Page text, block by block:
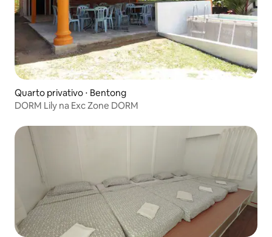
Quarto privativo ⋅ Bentong
DORM Lily na Exc Zone DORM